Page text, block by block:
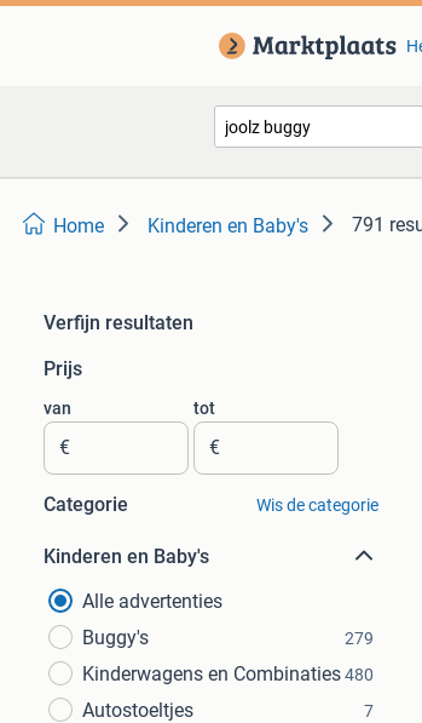
Home Kinderen en Baby's 791
Verfijn resultaten
Prijs
van
€
tot
€
Categorie Wis de categorie
Kinderen en Baby's
Alle advertenties
Buggy's
279
Kinderwagens en Combinaties480
Autostoeltjes 7